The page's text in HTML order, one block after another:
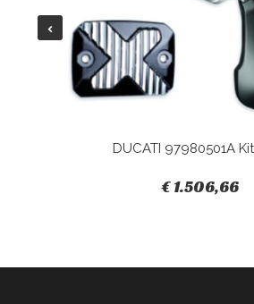
DUCATI 97980501A
€ 1.506,66